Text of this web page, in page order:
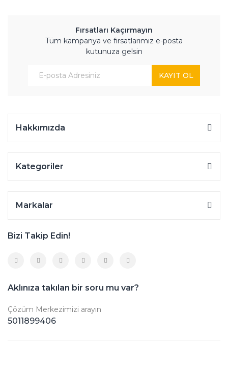
Fırsatları Kaçırmayın
Tüm kampanya ve fırsatlarımız e-posta
kutunuza gelsin
KAYIT OL
Hakkımızda
Kategoriler
Markalar
Bizi Takip Edin!
Aklınıza takılan bir soru mu var?
Çözüm Merkezimizi arayın
5011899406